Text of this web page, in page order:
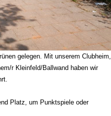
gelegen. Mit unserem Clubheim,
r Kleinfeld/Ballwand haben wir
Platz, um Punktspiele oder